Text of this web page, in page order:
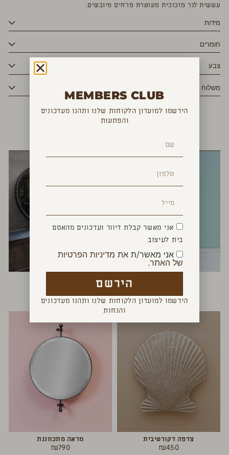
עששית לנר מזכוכית מעוטרת פרחים מיובשים.
מידות
חומרים
צבע
משלוח
YOU MAY ALSO LIKE
צדפה דקורטיבית
₪450
מראה מתכווננת
₪790
MEMBERS CLUB
הירשמו למועדון הלקוחות שלנו ותהנו מעדכונים
והפתעות
אני מאשר קבלת דיוור ועדכונים מהאסם
בית לעיצוב
אני מאשר/ת את מדיניות הפרטיות
של האתר.
הירשם
הירשמו למועדון הלקוחות שלנו ותהנו מעדכונים
והנחות